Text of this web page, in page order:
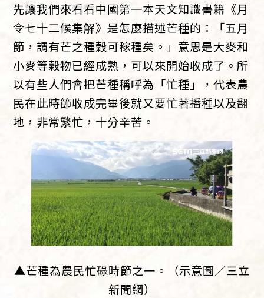
先讓我們來看看中國第一本天文知識書籍《月
令七十二候集解》是怎麼描述芒種的：「五月
節，謂有芒之種穀可稼種矣。」意思是大麥和
小麥等榖物已經成熟，可以來開始收成了。所
以有些人們會把芒種稱呼為「忙種」，代表農
民在此時節收成完畢後就又要忙著播種以及翻
地，非常繁忙，十分辛苦。
▲芒種為農民忙碌時節之一。（示意圖／三立
新聞網）